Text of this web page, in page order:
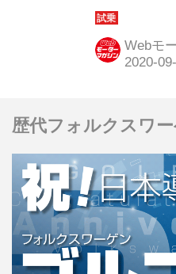
プローラー
ッド（荷台
が、アメリ
集めた。こ
たV6エンジ
ラックXLT
よう。（以
Magazine
Webモ
歴代フォルクスワ